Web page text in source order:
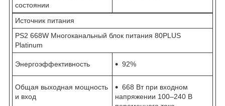
состоянии
Источник питания
PS2 668W Многоканальный блок питания 80PLUS
Platinum
Энергоэффективность 92%
Общая выходная мощность
и вход
668 Вт при входном
напряжении 100–240 В